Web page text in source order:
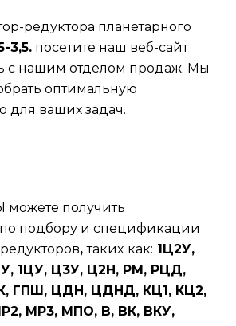
редуктора планетарного
3,5. посетите наш веб-сайт
с нашим отделом продаж. Мы
оптимальную
для ваших задач.
можете получить
подбору и спецификации
,таких как: 1Ц2У,
1ЦУ, Ц3У, Ц2Н, РМ, РЦД,
ГПШ, ЦДН, ЦДНД, КЦ1, КЦ2,
МР3, МПО, В, ВК, ВКУ,